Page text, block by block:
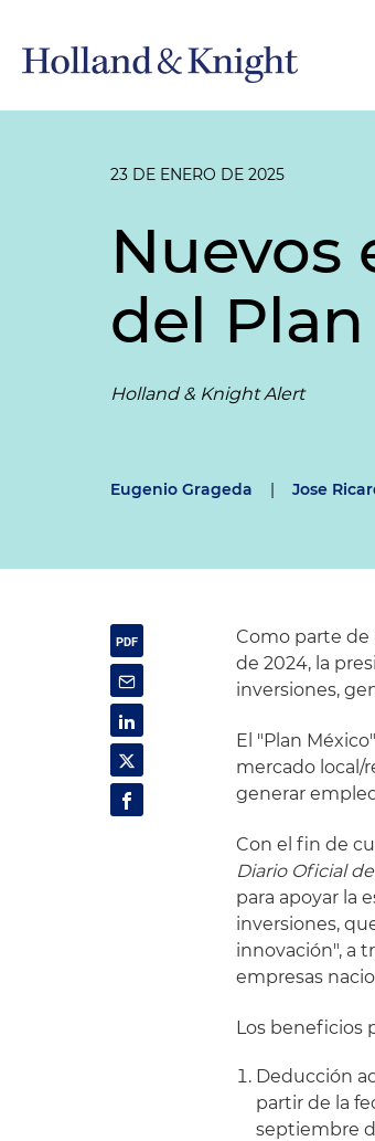
23 DE ENERO DE 2025
Nuevos
del
Holland & Knight Alert
Eugenio Grageda | Jose
Como parte de
de 2024, la
inversiones,
El "Plan
mercado local/
generar
Con el fin de
Diario Oficial
para apoyar la
inversiones,
innovación", a
empresas
Los beneficios
Deducción
partir de la
septiembre